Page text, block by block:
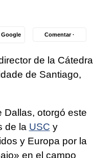
Google Comentar ·
de la Cátedra
de Santiago,
Dallas, otorgó este
de la USC y
y Europa por la
en el campo